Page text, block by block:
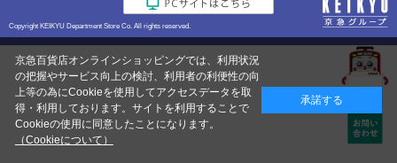
Copyright KEIKYU Department Store Co. All rights reserved.
京急百貨店オンラインショッピングでは、利用状況
の把握やサービス向上の検討、利用者の利便性の向
上等の為にCookieを使用してアクセスデータを取
得・利用しております。サイトを利用することで
Cookieの使用に同意したことになります。
（Cookieについて）
承諾する